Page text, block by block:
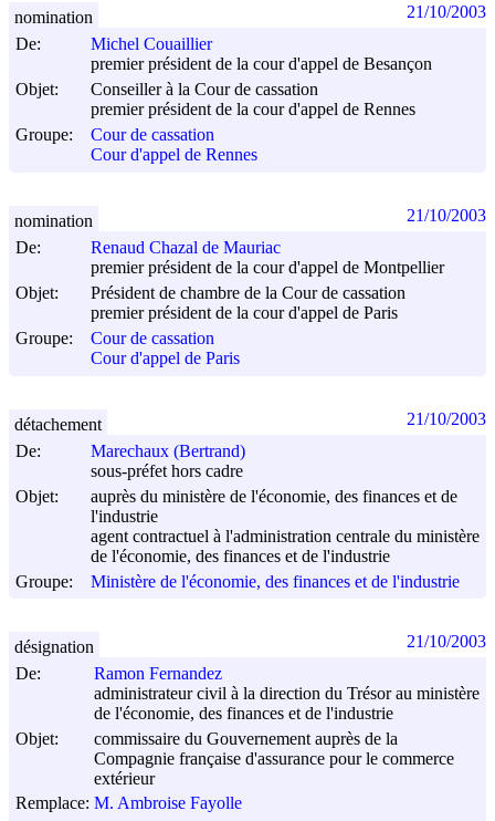
De:
Michel Couaillier
premier président de la cour d'appel de Besançon
Objet:
Conseiller à la Cour de cassation
premier président de la cour d'appel de Rennes
Groupe:
Cour de cassation
Cour d'appel de Rennes
nomination 21/10/2003
De:
Renaud Chazal de Mauriac
premier président de la cour d'appel de Montpellier
Objet:
Président de chambre de la Cour de cassation
premier président de la cour d'appel de Paris
Groupe:
Cour de cassation
Cour d'appel de Paris
nomination 21/10/2003
De:
Marechaux (Bertrand)
sous-préfet hors cadre
Objet:
auprès du ministère de l'économie, des finances et de
l'industrie
agent contractuel à l'administration centrale du ministère
de l'économie, des finances et de l'industrie
Groupe:
Ministère de l'économie, des finances et de l'industrie
détachement 21/10/2003
De:
Ramon Fernandez
administrateur civil à la direction du Trésor au ministère
de l'économie, des finances et de l'industrie
Objet:
commissaire du Gouvernement auprès de la
Compagnie française d'assurance pour le commerce
extérieur
Remplace: M. Ambroise Fayolle
désignation 21/10/2003